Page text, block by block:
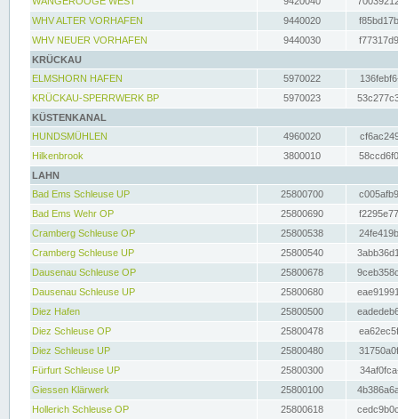
WHV ALTER VORHAFEN
9440020
WHV NEUER VORHAFEN
9440030
KRÜCKAU
ELMSHORN HAFEN
5970022
KRÜCKAU-SPERRWERK BP
5970023
KÜSTENKANAL
HUNDSMÜHLEN
4960020
Hilkenbrook
3800010
LAHN
Bad Ems Schleuse UP
25800700
Bad Ems Wehr OP
25800690
Cramberg Schleuse OP
25800538
Cramberg Schleuse UP
25800540
Dausenau Schleuse OP
25800678
Dausenau Schleuse UP
25800680
Diez Hafen
25800500
Diez Schleuse OP
25800478
Diez Schleuse UP
25800480
Fürfurt Schleuse UP
25800300
Giessen Klärwerk
25800100
Hollerich Schleuse OP
25800618